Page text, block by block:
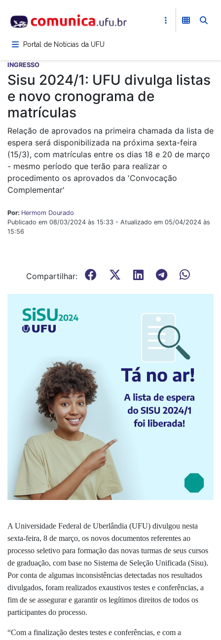
para
conteúdoPortal de Notícias da UFU
INGRESSO
Sisu 2024/1: UFU divulga listas
e novo cronograma de
matrículas
Relação de aprovados na primeira chamada da lista de
espera será disponibilizada na próxima sexta-feira
(15/3), com matrículas entre os dias 18 e 20 de março
- mesmo período que terão para realizar o
procedimento os aprovados da 'Convocação
Complementar'
Por: Hermom Dourado
Publicado em 08/03/2024 às 15:33 - Atualizado em 05/04/2024 às
15:56
Compartilhar:
A Universidade Federal de Uberlândia (UFU) divulgou nesta
sexta-feira, 8 de março, os novos documentos referentes ao
processo seletivo para formação das novas turmas de seus cursos
de graduação, com base no Sistema de Seleção Unificada (Sisu).
Por conta de algumas inconsistências detectadas nos resultados
divulgados, foram realizados exaustivos testes e conferências, a
fim de se assegurar e garantir os legítimos direitos de todos os
participantes do processo.
“Com a finalização destes testes e conferências, e com a